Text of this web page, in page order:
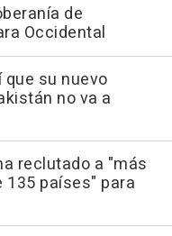
de
Occidental
que su nuevo
no va a
reclutado a "más
135 países" para